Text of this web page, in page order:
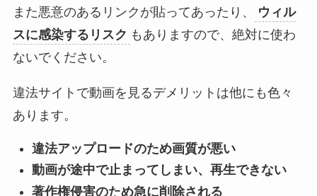
また悪意のあるリンクが貼ってあったり、
ウィル
スに感染するリスク もありますので、絶対に使わ
ないでください。
違法サイトで動画を見るデメリットは他にも色々
あります。
違法アップロードのため画質が悪い
動画が途中で止まってしまい、再生できない
著作権侵害のため急に削除される